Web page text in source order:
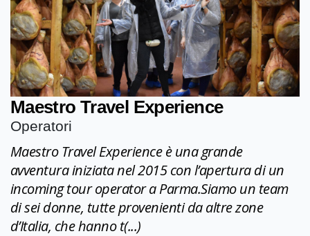
Maestro Travel Experience
Operatori
Maestro Travel Experience è una grande
avventura iniziata nel 2015 con l’apertura di un
incoming tour operator a Parma.Siamo un team
di sei donne, tutte provenienti da altre zone
d’Italia, che hanno t(...)